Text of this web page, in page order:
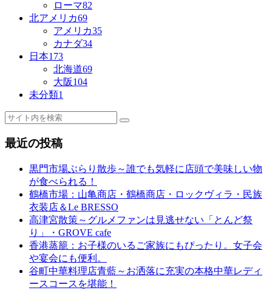
ローマ82
北アメリカ69
アメリカ35
カナダ34
日本173
北海道69
大阪104
未分類1
最近の投稿
黒門市場ぶらり散歩～誰でも気軽に店頭で美味しい物
が食べられる！
鶴橋市場：山亀商店・鶴橋商店・ロックヴィラ・民族
衣装店＆Le BRESSO
高津宮散策～グルメファンは見逃せない「とんど祭
り」・GROVE cafe
香港蒸籠：お子様のいるご家族にもぴったり。女子会
や宴会にも便利。
谷町中華料理店青藍～お洒落に充実の本格中華レディ
ースコースを堪能！